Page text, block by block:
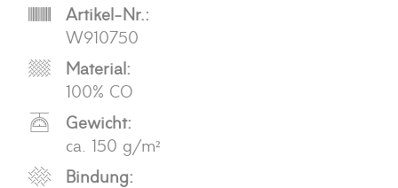
Artikel-Nr.:
W910750
Material:
100% CO
Gewicht:
ca. 150 g/m²
Bindung: